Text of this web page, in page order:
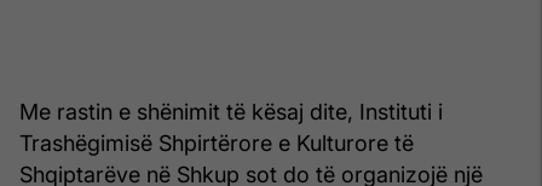
Me rastin e shënimit të kësaj dite, Instituti i
Trashëgimisë Shpirtërore e Kulturore të
Shqiptarëve në Shkup sot do të organizojë një